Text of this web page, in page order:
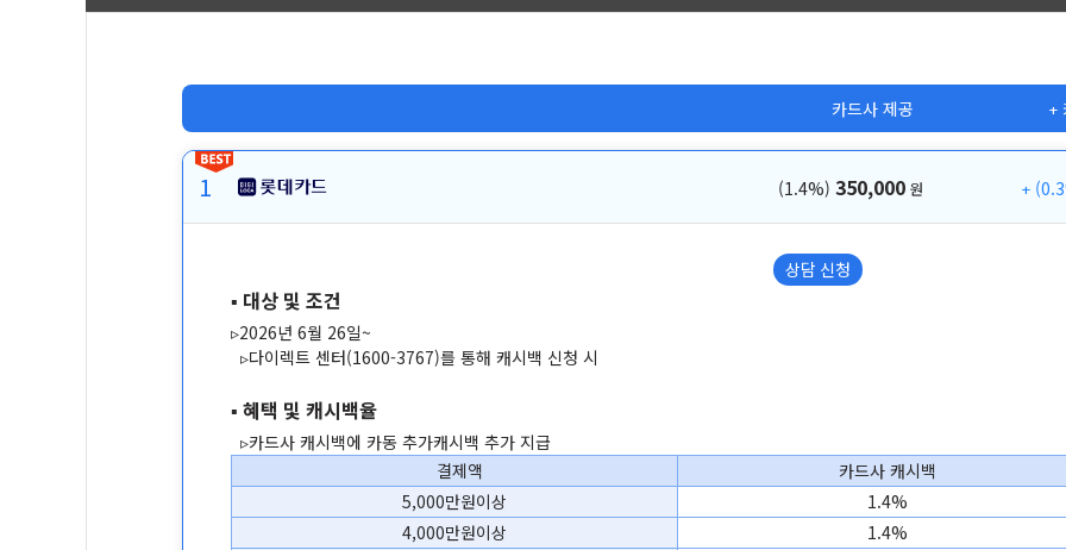
카드사 제공
(1.4%) 350,000 원
1
상담 신청
▪ 대상 및 조건
▹2026년 6월 26일~
▹다이렉트 센터(1600-3767)를 통해 캐시백 신청 시
▪ 혜택 및 캐시백율
▹카드사 캐시백에 카동 추가캐시백 추가 지급
결제액
카드사 캐시백
5,000만원이상
1.4%
4,000만원이상
1.4%